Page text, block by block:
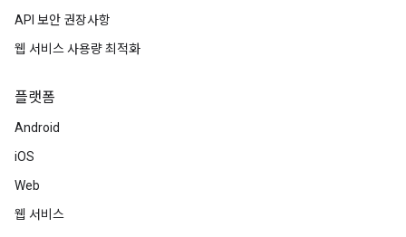
API 보안 권장사항
웹 서비스 사용량 최적화
플랫폼
Android
iOS
Web
웹 서비스